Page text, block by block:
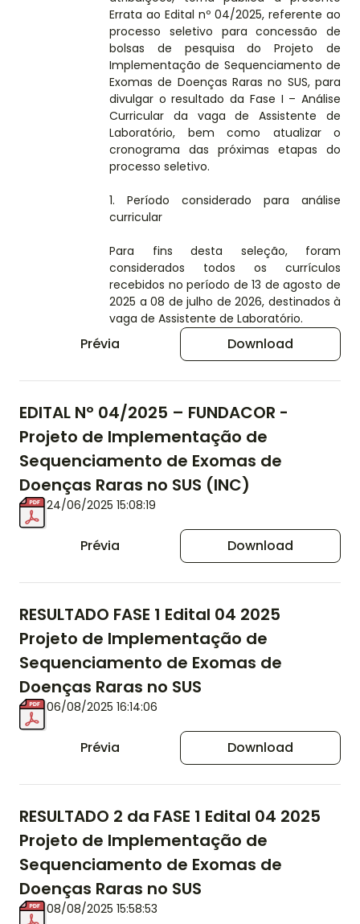
Errata ao Edital nº 04/2025, referente ao
processo seletivo para concessão de
bolsas de pesquisa do Projeto de
Implementação de Sequenciamento de
Exomas de Doenças Raras no SUS, para
divulgar o resultado da Fase I – Análise
Curricular da vaga de Assistente de
Laboratório, bem como atualizar o
cronograma das próximas etapas do
processo seletivo.
1. Período considerado para análise
curricular
Para fins desta seleção, foram
considerados todos os currículos
recebidos no período de 13 de agosto de
2025 a 08 de julho de 2026, destinados à
vaga de Assistente de Laboratório.
Prévia Download
EDITAL Nº 04/2025 – FUNDACOR -
Projeto de Implementação de
Sequenciamento de Exomas de
Doenças Raras no SUS (INC)
24/06/2025 15:08:19
Prévia Download
RESULTADO FASE 1 Edital 04 2025
Projeto de Implementação de
Sequenciamento de Exomas de
Doenças Raras no SUS
06/08/2025 16:14:06
Prévia Download
RESULTADO 2 da FASE 1 Edital 04 2025
Projeto de Implementação de
Sequenciamento de Exomas de
Doenças Raras no SUS
08/08/2025 15:58:53